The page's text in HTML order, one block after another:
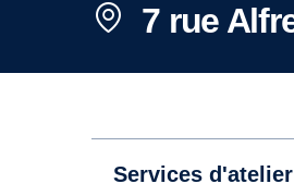
7 rue
Services d'atelier